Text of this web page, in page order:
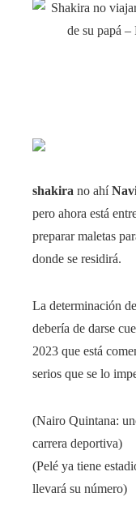
shakira no ahí
pero ahora está
preparar maletas
donde se residirá.
La determinación
debería de darse
2023 que está
serios que se lo
(Nairo Quintana:
carrera deportiva)
(Pelé ya tiene
llevará su número)